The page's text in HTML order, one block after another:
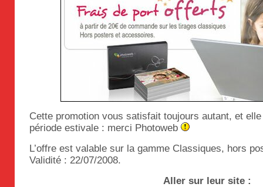
Cette promotion vous satisfait toujours autant, et
période estivale : merci Photoweb
L’offre est valable sur la gamme Classiques, hors
Validité : 22/07/2008.
Aller sur leur site :